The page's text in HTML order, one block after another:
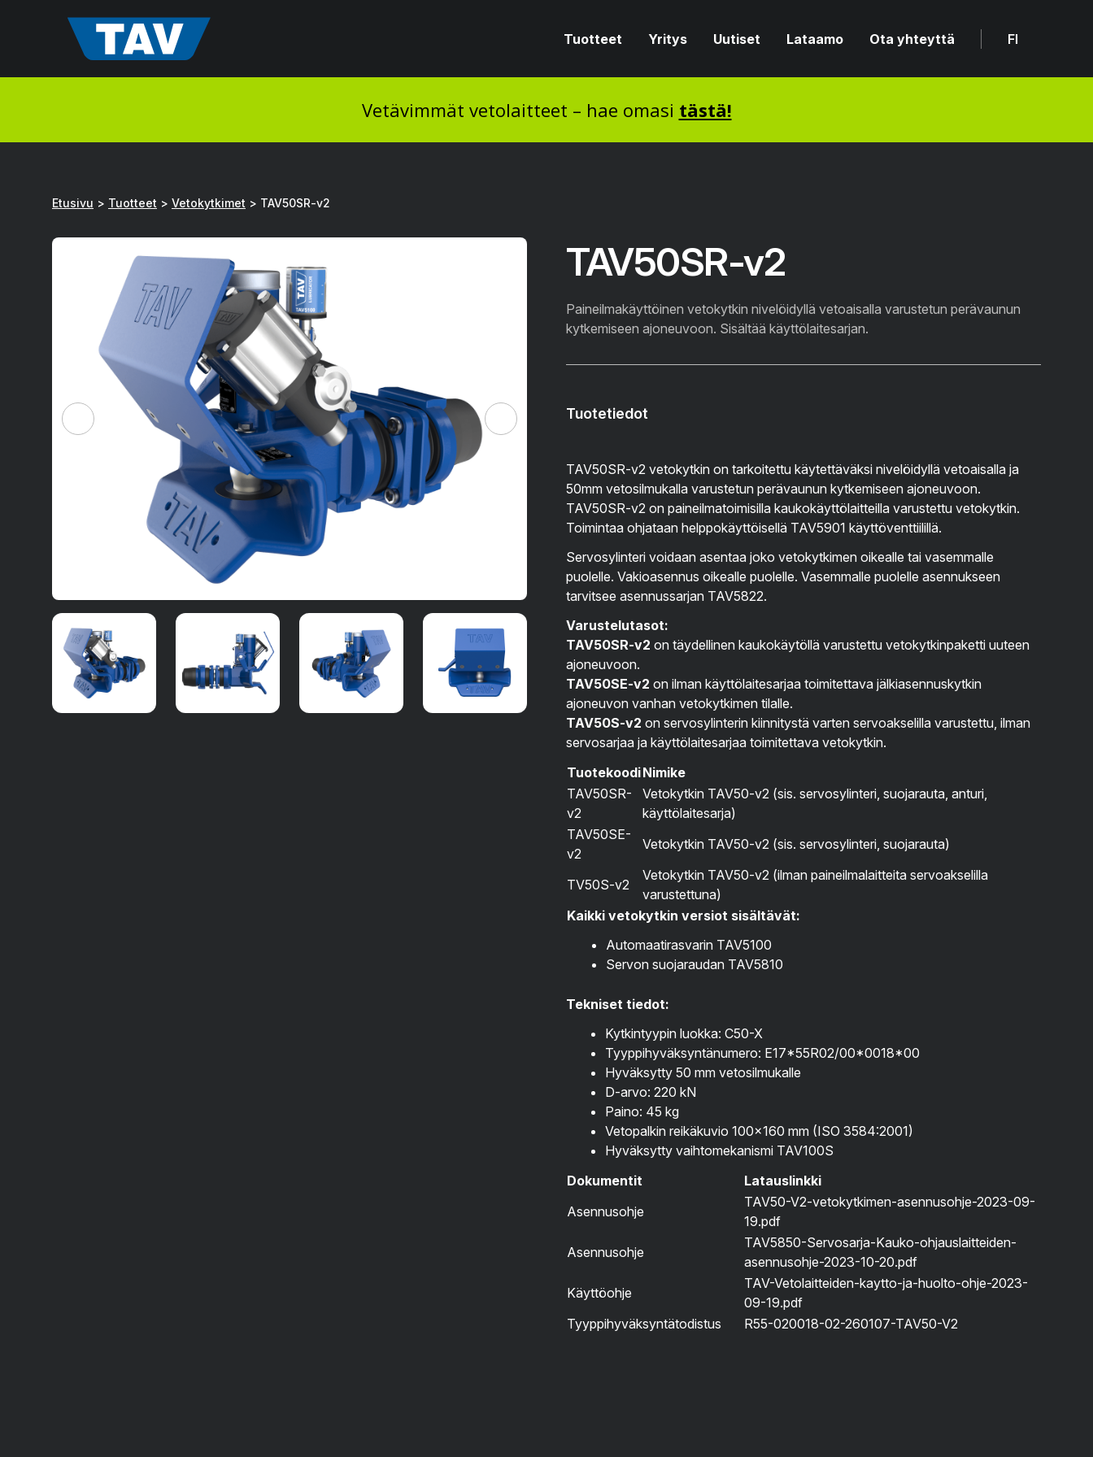
Tuotteet Yritys Uutiset Lataamo Ota yhteyttä FI
Vetävimmät vetolaitteet – hae omasi tästä!
Etusivu > Tuotteet > Vetokytkimet > TAV50SR-v2
TAV50SR-v2
Paineilmakäyttöinen vetokytkin nivelöidyllä vetoaisalla varustetun perävaunun
kytkemiseen ajoneuvoon. Sisältää käyttölaitesarjan.
Tuotetiedot
TAV50SR-v2 vetokytkin on tarkoitettu käytettäväksi nivelöidyllä vetoaisalla ja
50mm vetosilmukalla varustetun perävaunun kytkemiseen ajoneuvoon.
TAV50SR-v2 on paineilmatoimisilla kaukokäyttölaitteilla varustettu vetokytkin.
Toimintaa ohjataan helppokäyttöisellä TAV5901 käyttöventtiilillä.
Servosylinteri voidaan asentaa joko vetokytkimen oikealle tai vasemmalle
puolelle. Vakioasennus oikealle puolelle. Vasemmalle puolelle asennukseen
tarvitsee asennussarjan TAV5822.
Varustelutasot:
TAV50SR-v2 on täydellinen kaukokäytöllä varustettu vetokytkinpaketti uuteen
ajoneuvoon.
TAV50SE-v2 on ilman käyttölaitesarjaa toimitettava jälkiasennuskytkin
ajoneuvon vanhan vetokytkimen tilalle.
TAV50S-v2 on servosylinterin kiinnitystä varten servoakselilla varustettu, ilman
servosarjaa ja käyttölaitesarjaa toimitettava vetokytkin.
TuotekoodiNimike
TAV50SR-
v2
Vetokytkin TAV50-v2 (sis. servosylinteri, suojarauta, anturi,
käyttölaitesarja)
TAV50SE-
v2
Vetokytkin TAV50-v2 (sis. servosylinteri, suojarauta)
TV50S-v2
Vetokytkin TAV50-v2 (ilman paineilmalaitteita servoakselilla
varustettuna)
Kaikki vetokytkin versiot sisältävät:
Automaatirasvarin TAV5100
Servon suojaraudan TAV5810
Tekniset tiedot:
Kytkintyypin luokka: C50-X
Tyyppihyväksyntänumero: E17*55R02/00*0018*00
Hyväksytty 50 mm vetosilmukalle
D-arvo: 220 kN
Paino: 45 kg
Vetopalkin reikäkuvio 100×160 mm (ISO 3584:2001)
Hyväksytty vaihtomekanismi TAV100S
Dokumentit
Latauslinkki
Asennusohje
TAV50-V2-vetokytkimen-asennusohje-2023-09-
19.pdf
Asennusohje
TAV5850-Servosarja-Kauko-ohjauslaitteiden-
asennusohje-2023-10-20.pdf
Käyttöohje
TAV-Vetolaitteiden-kaytto-ja-huolto-ohje-2023-
09-19.pdf
Tyyppihyväksyntätodistus
R55-020018-02-260107-TAV50-V2